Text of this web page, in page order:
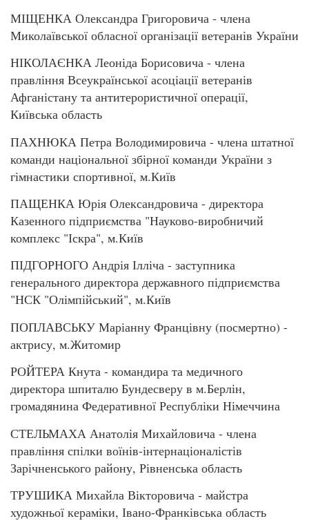
МІЩЕНКА Олександра Григоровича - члена
Миколаївської обласної організації ветеранів України
НІКОЛАЄНКА Леоніда Борисовича - члена
правління Всеукраїнської асоціації ветеранів
Афганістану та антитерористичної операції,
Київська область
ПАХНЮКА Петра Володимировича - члена штатної
команди національної збірної команди України з
гімнастики спортивної, м.Київ
ПАЩЕНКА Юрія Олександровича - директора
Казенного підприємства "Науково-виробничий
комплекс "Іскра", м.Київ
ПІДГОРНОГО Андрія Ілліча - заступника
генерального директора державного підприємства
"НСК "Олімпійський", м.Київ
ПОПЛАВСЬКУ Маріанну Францівну (посмертно) -
актрису, м.Житомир
РОЙТЕРА Кнута - командира та медичного
директора шпиталю Бундесверу в м.Берлін,
громадянина Федеративної Республіки Німеччина
СТЕЛЬМАХА Анатолія Михайловича - члена
правління спілки воїнів-інтернаціоналістів
Зарічненського району, Рівненська область
ТРУШИКА Михайла Вікторовича - майстра
художньої кераміки, Івано-Франківська область